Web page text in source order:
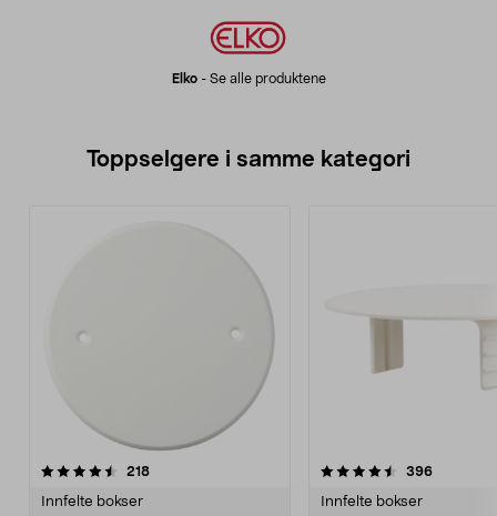
Elko- Se alle produktene
Toppselgere i samme kategori
218anmeldelser
Innfelte bokser
4.5 av 5 stjerner 396
Innfelte bokser
4.5 av 5 stjerner